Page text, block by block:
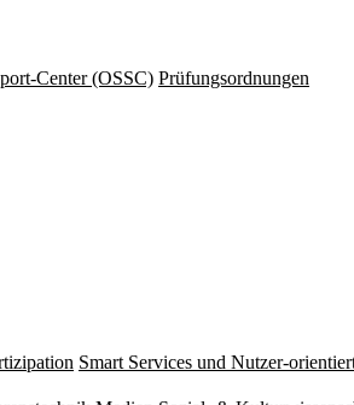
Center (OSSC) Prüfungsordnungen
Smart Services und Nutzer-